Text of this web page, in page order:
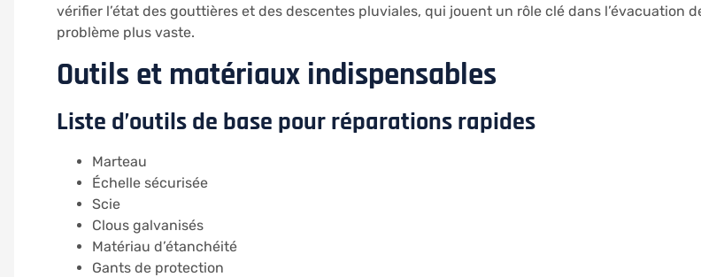
vérifier l’état des gouttières et des descentes pluviales, qui jouent un rôle clé dans l’évacuation
problème plus vaste.
Outils et matériaux indispensables
Liste d’outils de base pour réparations rapides
Marteau
Échelle sécurisée
Scie
Clous galvanisés
Matériau d’étanchéité
Gants de protection